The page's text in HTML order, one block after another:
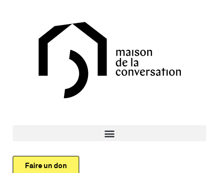
Faire un don